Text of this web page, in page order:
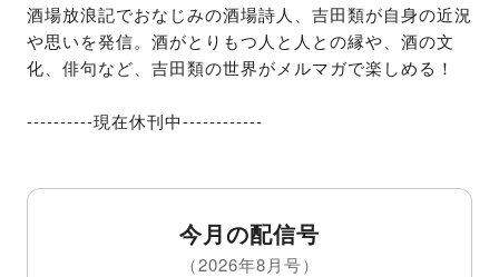
酒場放浪記でおなじみの酒場詩人、吉田類が自身の近況
や思いを発信。酒がとりもつ人と人との縁や、酒の文
化、俳句など、吉田類の世界がメルマガで楽しめる！
----------現在休刊中------------
今月の配信号
（2026年8月号）